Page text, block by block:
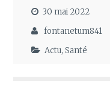
30 mai 2022
fontanetum841
Actu,Santé